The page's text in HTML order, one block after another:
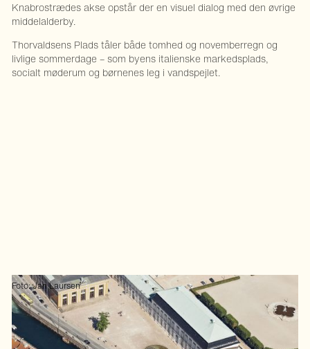
Knabrostrædes akse opstår der en visuel dialog med den øvrige
middelalderby.
Thorvaldsens Plads tåler både tomhed og novemberregn og
livlige sommerdage – som byens italienske markedsplads,
socialt møderum og børnenes leg i vandspejlet.
Foto: Jan Laursen